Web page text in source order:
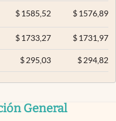
$ 1585,52 $1576,89
$ 1733,27 $1731,97
$ 295,03 $294,82
General